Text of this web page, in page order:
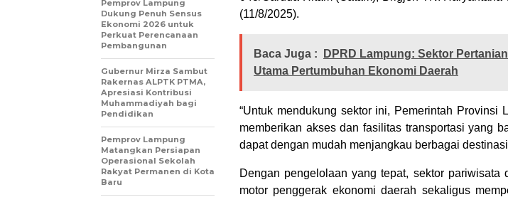
(11/8/2025).
Baca Juga :
DPRD Lampung: Sektor
Utama Pertumbuhan Ekonomi Daerah
“Untuk mendukung sektor ini, Pemerintah Provinsi
memberikan akses dan fasilitas transportasi yang
dapat dengan mudah menjangkau berbagai
Dengan pengelolaan yang tepat, sektor pariwisata
motor penggerak ekonomi daerah sekaligus
Pemprov Lampung
Dukung Penuh Sensus
Ekonomi 2026 untuk
Perkuat Perencanaan
Pembangunan
Gubernur Mirza Sambut
Rakernas ALPTK PTMA,
Apresiasi Kontribusi
Muhammadiyah bagi
Pendidikan
Pemprov Lampung
Matangkan Persiapan
Operasional Sekolah
Rakyat Permanen di Kota
Baru